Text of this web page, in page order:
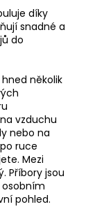
díky
snadné a
do
několik
vzduchu
nebo na
ruce
Mezi
Příbory jsou
pohled.